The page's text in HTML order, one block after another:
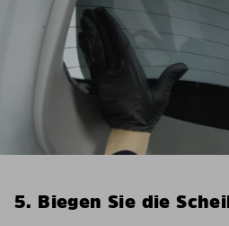
5. Biegen Sie die